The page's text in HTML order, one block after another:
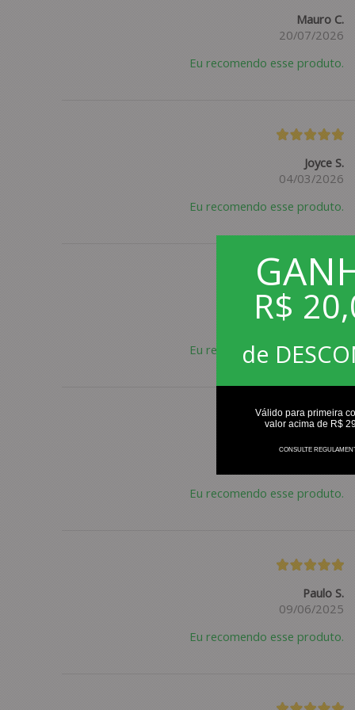
R$
de
Válido para primeira
valor acima de R$
CONSULTE
Mauro C.
20/07/2026
Eu recomendo esse produto.
Joyce S.
04/03/2026
Eu recomendo esse produto.
Luívia S.
28/12/2025
Eu recomendo esse produto.
Cristiano T.
Eu recomendo esse produto.
Paulo S.
09/06/2025
Eu recomendo esse produto.